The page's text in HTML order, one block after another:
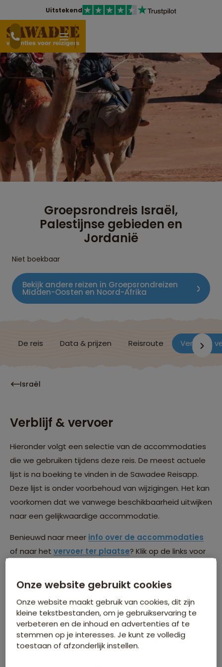
Uitstekend
Groepsrondreis Israël,
Palestijnse gebieden en
Jordanië
Niet boekbaar
Bekijk andere reizen in Groepsrondreizen
Midden-Oosten en Noord-Afrika
De reis Data & prijzen Reisroute Verblijf &
Israël
Verblijf & vervoer
Hieronder volgt een selectie van de accommodaties
die we gebruiken tijdens deze reis. De meest actuele
lijst is na boeking te vinden in de Sawadee Reisapp.
Deze lijst is onder voorbehoud van wijzigingen. Het kan
voorkomen dat we vanwege beschikbaarheid uitwijken
naar een gelijkwaardige accommodatie.
Benieuwd naar meer info over de accommodaties
of naar het vervoer ter plaatse? Klik op de links voor
Onze website gebruikt cookies
Onze website maakt gebruik van cookies, dit zijn
kleine tekstbestanden, om je gebruikservaring te
verbeteren en de inhoud en advertenties af te
stemmen op je interesses. Je kunt ze volledig
toestaan of afzonderlijk instellen.